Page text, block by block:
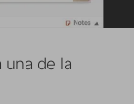
una de la